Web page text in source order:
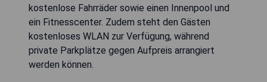
kostenlose Fahrräder sowie einen Innenpool und
ein Fitnesscenter. Zudem steht den Gästen
kostenloses WLAN zur Verfügung, während
private Parkplätze gegen Aufpreis arrangiert
werden können.